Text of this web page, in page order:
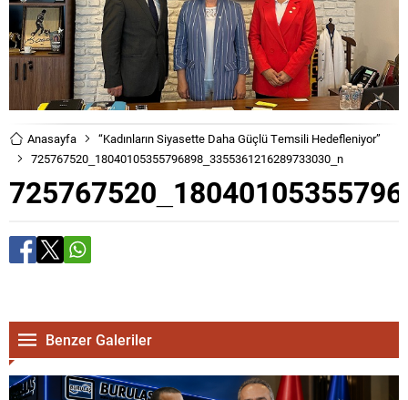
Anasayfa
“Kadınların Siyasette Daha Güçlü Temsili Hedefleniyor”
725767520_18040105355796898_3355361216289733030_n
Benzer Galeriler